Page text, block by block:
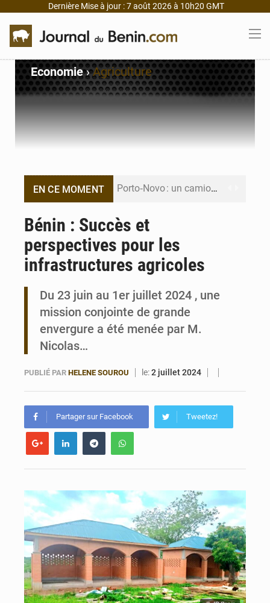
Dernière Mise à jour : 7 août 2026 à 10h20 GMT
Economie›Agriculture
EN CE MOMENT Porto‑Novo : un camion de produits pétroliers embrase Avakpa
Bénin : Le CEG La Verdure de Ouèdo fait sa mue pour la rentrée
Bénin : Succès et
perspectives pour les
infrastructures agricoles
Du 23 juin au 1er juillet 2024 , une
mission conjointe de grande
envergure a été menée par M.
Nicolas…
PUBLIÉ PAR HELENE SOUROU le:2 juillet 2024
Partager sur Facebook Tweetez!